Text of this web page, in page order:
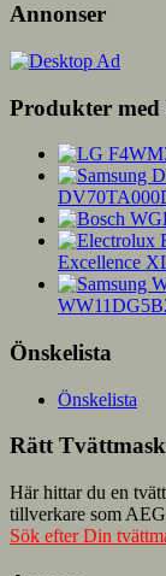
Annonser
Produkter med
Excellence
Önskelista
Önskelista
Rätt
Här hittar du en
tillverkare som
Sök efter Din